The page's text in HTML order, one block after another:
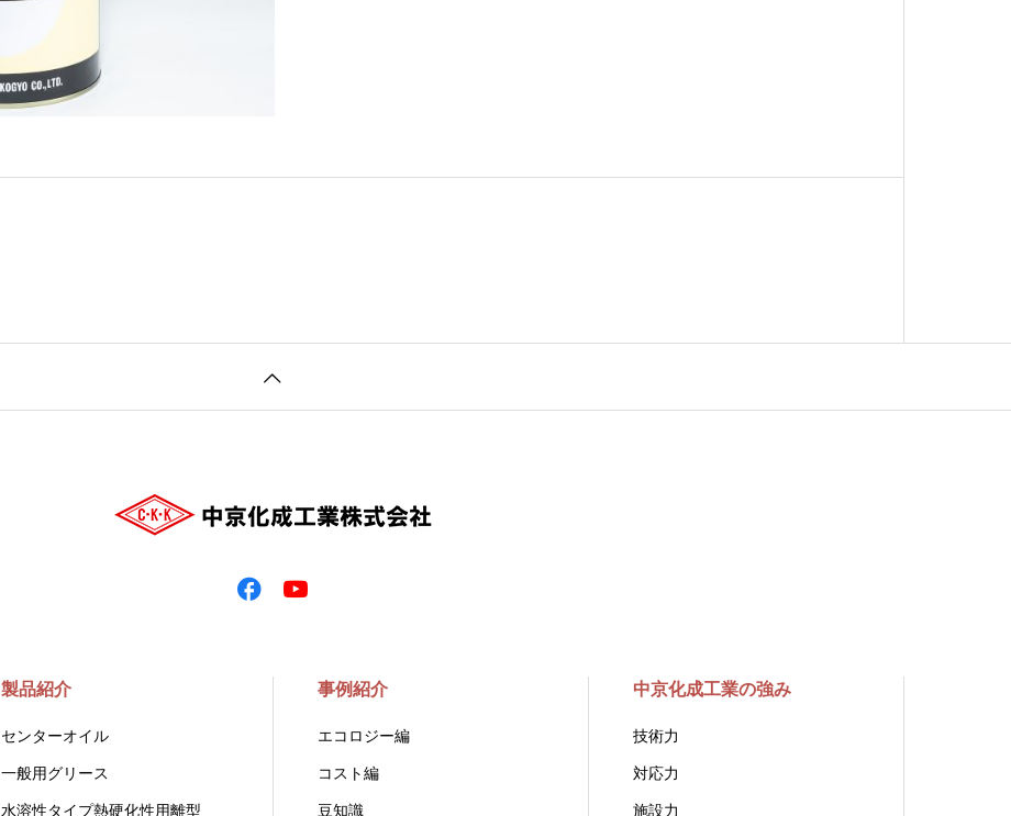
製品紹介
センターオイル
一般用グリース
水溶性タイプ熱硬化性用離型
事例紹介
エコロジー編
コスト編
豆知識
中京化成工業の強み
技術力
対応力
施設力